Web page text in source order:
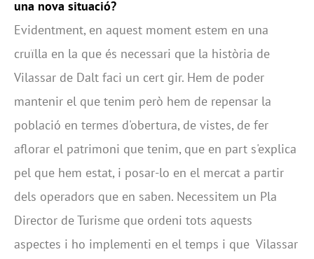
una nova situació?
Evidentment, en aquest moment estem en una
cruïlla en la que és necessari que la història de
Vilassar de Dalt faci un cert gir. Hem de poder
mantenir el que tenim però hem de repensar la
població en termes d'obertura, de vistes, de fer
aflorar el patrimoni que tenim, que en part s'explica
pel que hem estat, i posar-lo en el mercat a partir
dels operadors que en saben. Necessitem un Pla
Director de Turisme que ordeni tots aquests
aspectes i ho implementi en el temps i que Vilassar